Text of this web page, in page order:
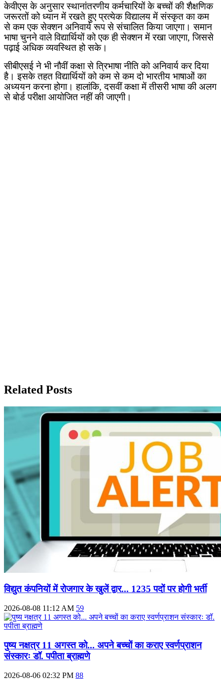
केवीएस के अनुसार स्थानांतरणीय कर्मचारियों के बच्चों की शैक्षणिक
जरूरतों को ध्यान में रखते हुए प्रत्येक विद्यालय में संस्कृत का कम
से कम एक सेक्शन अनिवार्य रूप से संचालित किया जाएगा। समान
भाषा चुनने वाले विद्यार्थियों को एक ही सेक्शन में रखा जाएगा,जिससे
पढ़ाई अधिक व्यवस्थित हो सके।
सीबीएसई ने भी नौवीं कक्षा से त्रिभाषा नीति को अनिवार्य कर दिया
है। इसके तहत विद्यार्थियों को कम से कम दो भारतीय भाषाओं का
अध्ययन करना होगा। हालांकि,दसवीं कक्षा में तीसरी भाषा की अलग
से बोर्ड परीक्षा आयोजित नहीं की जाएगी।
Related Posts
विद्युत कंपनियों में रोजगार के खुलें द्वार... 1235 पदों पर होगी भर्ती
2026-08-08 11:12 AM 59
पुष्य नक्षत्र 11 अगस्त को... अपने बच्चों का कराए स्वर्णप्राशन
संस्कारः डॉ. पपीता ब्राह्मणे
2026-08-06 02:32 PM 88